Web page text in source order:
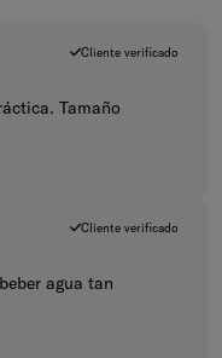
Cliente verificado
Tamaño
Cliente verificado
agua tan